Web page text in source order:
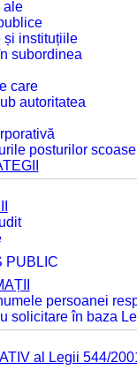
ale
și instituțiile
subordinea
care
autoritatea
posturilor
PUBLIC
persoanei
solicitare în baza
al Legii 544/